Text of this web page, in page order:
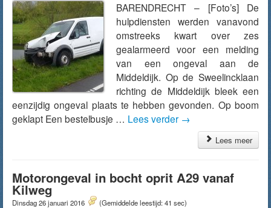
BARENDRECHT – [Foto’s] De
hulpdiensten werden vanavond
omstreeks kwart over zes
gealarmeerd voor een melding
van een ongeval aan de
Middeldijk. Op de Sweelincklaan
richting de Middeldijk bleek een
eenzijdig ongeval plaats te hebben gevonden. Op boom
geklapt Een bestelbusje … Lees verder →
Lees meer
Motorongeval in bocht oprit A29 vanaf
Kilweg
Dinsdag 26 januari 2016 (Gemiddelde leestijd: 41 sec)